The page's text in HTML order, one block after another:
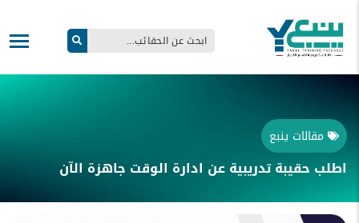
مقالات ينبع
اطلب حقيبة تدريبية عن ادارة الوقت جاهزة الآن